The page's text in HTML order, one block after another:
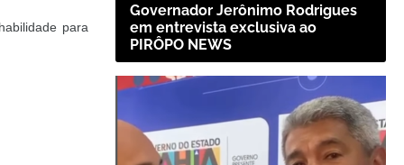
para
Governador Jerônimo Rodrigues
em entrevista exclusiva ao
PIRÔPO NEWS